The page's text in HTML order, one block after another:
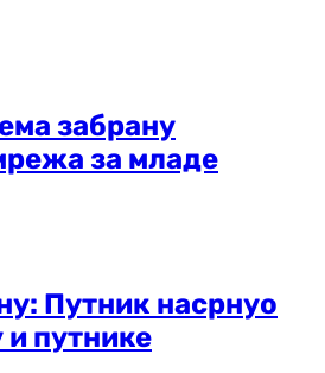
забрану
за младе
Путник насрнуо
и путнике